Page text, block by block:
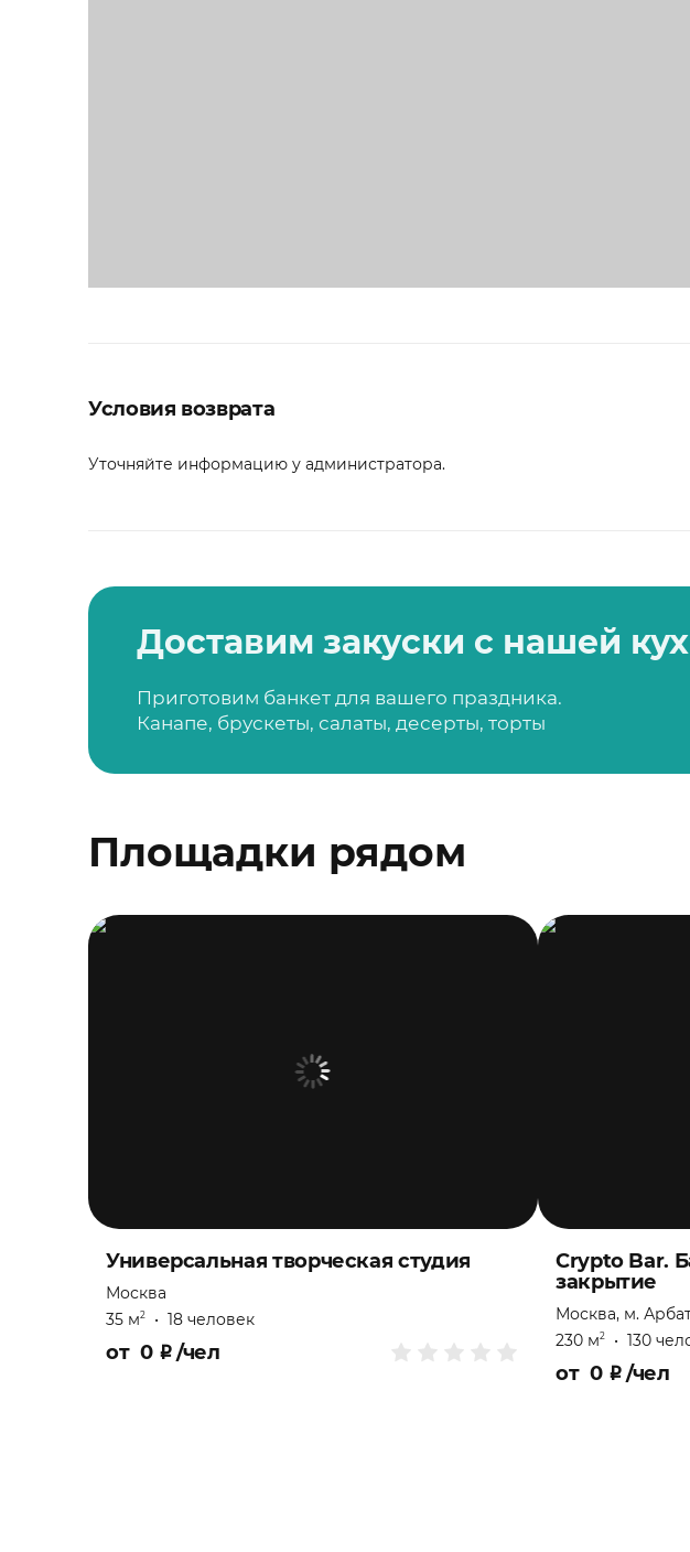
Условия возврата
Уточняйте информацию у администратора.
Доставим закуски с нашей
Приготовим банкет для вашего праздника.
Канапе, брускеты, салаты, десерты, торты
Площадки рядом
Универсальная творческая студия
Москва
35 м2 • 18 человек
от 0 ₽/чел
Crypto Bar.
закрытие
Москва, м.
230 м2 • 130
от 0 ₽/чел